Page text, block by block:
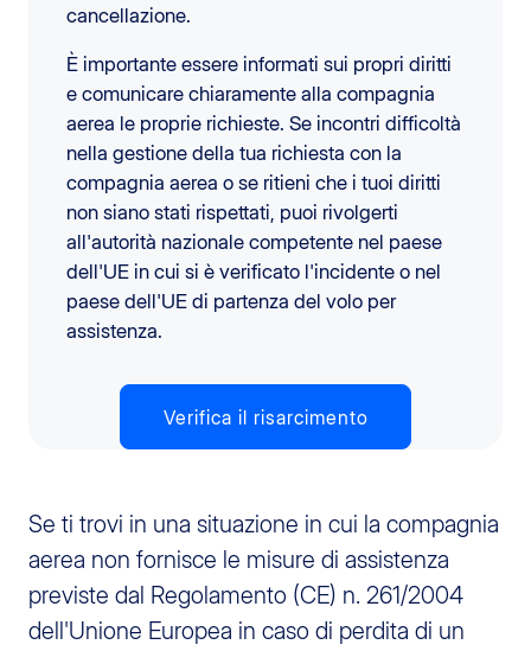
cancellazione.
È importante essere informati sui propri diritti
e comunicare chiaramente alla compagnia
aerea le proprie richieste. Se incontri difficoltà
nella gestione della tua richiesta con la
compagnia aerea o se ritieni che i tuoi diritti
non siano stati rispettati, puoi rivolgerti
all'autorità nazionale competente nel paese
dell'UE in cui si è verificato l'incidente o nel
paese dell'UE di partenza del volo per
assistenza.
Verifica il risarcimento
Se ti trovi in una situazione in cui la compagnia
aerea non fornisce le misure di assistenza
previste dal Regolamento (CE) n. 261/2004
dell'Unione Europea in caso di perdita di un